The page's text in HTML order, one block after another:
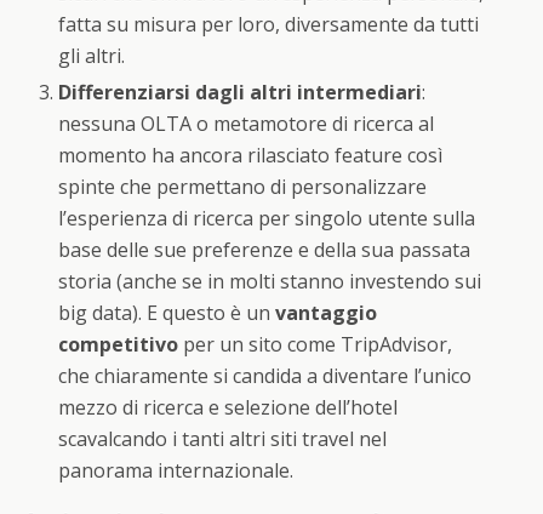
fatta su misura per loro, diversamente da tutti
gli altri.
Differenziarsi dagli altri intermediari:
nessuna OLTA o metamotore di ricerca al
momento ha ancora rilasciato feature così
spinte che permettano di personalizzare
l’esperienza di ricerca per singolo utente sulla
base delle sue preferenze e della sua passata
storia (anche se in molti stanno investendo sui
big data). E questo è unvantaggio
competitivo per un sito come TripAdvisor,
che chiaramente si candida a diventare l’unico
mezzo di ricerca e selezione dell’hotel
scavalcando i tanti altri siti travel nel
panorama internazionale.